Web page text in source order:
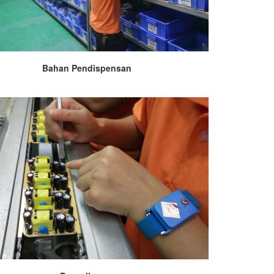
Bahan Pendispensan